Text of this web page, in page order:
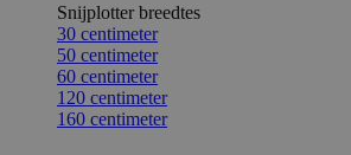
Snijplotter breedtes
30 centimeter
50 centimeter
60 centimeter
120 centimeter
160 centimeter